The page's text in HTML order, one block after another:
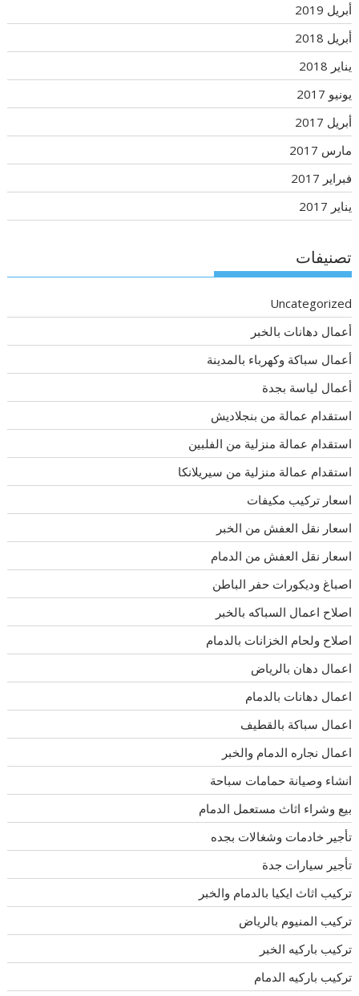
أبريل 2019
أبريل 2018
يناير 2018
يونيو 2017
أبريل 2017
مارس 2017
فبراير 2017
يناير 2017
تصنيفات
Uncategorized
أعمال دهانات بالخبر
أعمال سباكة وكهرباء بالمدينة
أعمال لياسة بجدة
استقدام عمالة من بنجلاديش
استقدام عمالة منزلية من الفلبين
استقدام عمالة منزلية من سيريلانكا
اسعار تركيب مكيفات
اسعار نقل العفش من الخبر
اسعار نقل العفش من الدمام
اصباغ وديكورات حفر الباطن
اصلاح اعمال السباكه بالخبر
اصلاح ولحام الخزانات بالدمام
اعمال دهان بالرياض
اعمال دهانات بالدمام
اعمال سباكة بالقطيف
اعمال نجاره الدمام والخبر
انشاء وصيانة حمامات سباحة
بيع وشراء اثاث مستعمل الدمام
تأجير خادمات وشغالات بجده
تأجير سيارات جدة
تركيب اثاث ايكيا بالدمام والخبر
تركيب المنيوم بالرياض
تركيب باركيه الخبر
تركيب باركيه الدمام